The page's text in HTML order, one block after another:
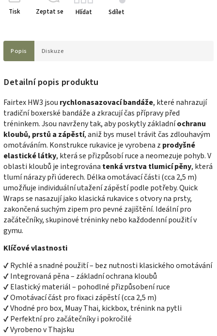
Tisk Zeptat se Hlídat Sdílet
Popis Diskuze
Detailní popis produktu
Fairtex HW3 jsou rychlonasazovací bandáže, které nahrazují
tradiční boxerské bandáže a zkracují čas přípravy před
tréninkem. Jsou navrženy tak, aby poskytly základníochranu
kloubů, prstů a zápěstí, aniž bys musel trávit čas zdlouhavým
omotáváním. Konstrukce rukavice je vyrobena z prodyšné
elastické látky, která se přizpůsobí ruce a neomezuje pohyb. V
oblasti kloubů je integrována tenká vrstva tlumicí pěny, která
tlumí nárazy při úderech. Délka omotávací části (cca 2,5 m)
umožňuje individuální utažení zápěstí podle potřeby. Quick
Wraps se nasazují jako klasická rukavice s otvory na prsty,
zakončená suchým zipem pro pevné zajištění. Ideální pro
začátečníky, skupinové tréninky nebo každodenní použití v
gymu.
Klíčové vlastnosti
✔ Rychlé a snadné použití – bez nutnosti klasického omotávání
✔ Integrovaná pěna – základní ochrana kloubů
✔ Elastický materiál – pohodlné přizpůsobení ruce
✔ Omotávací část pro fixaci zápěstí (cca 2,5 m)
✔ Vhodné pro box, Muay Thai, kickbox, trénink na pytli
✔ Perfektní pro začátečníky i pokročilé
✔ Vyrobeno v Thajsku